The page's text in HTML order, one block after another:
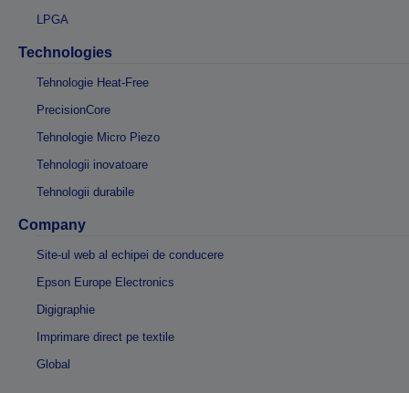
LPGA
Technologies
Tehnologie Heat-Free
PrecisionCore
Tehnologie Micro Piezo
Tehnologii inovatoare
Tehnologii durabile
Company
Site-ul web al echipei de conducere
Epson Europe Electronics
Digigraphie
Imprimare direct pe textile
Global